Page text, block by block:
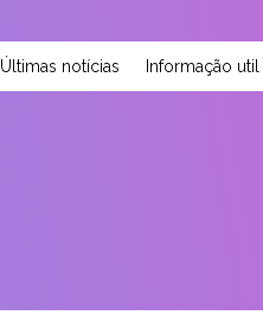
Últimas notícias Informação util